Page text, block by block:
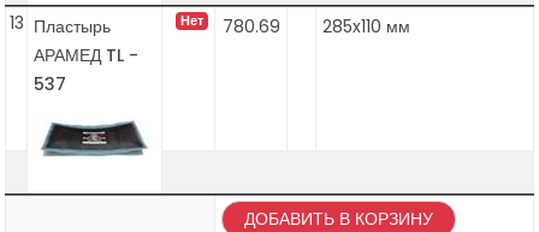
13 Пластырь
АРАМЕД TL -
537
Нет 780.69 285x110 мм
ДОБАВИТЬ В КОРЗИНУ